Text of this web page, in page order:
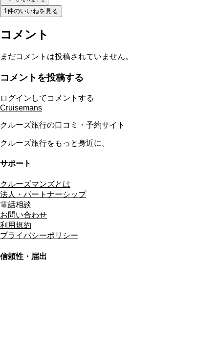
1件のいいねを見る
コメント
まだコメントは投稿されていません。
コメントを投稿する
ログインしてコメントする
Cruisemans
クルーズ旅行の口コミ・予約サイト
クルーズ旅行をもっと身近に。
サポート
クルーズマンズとは
法人・パートナーシップ
電話相談
お問い合わせ
利用規約
プライバシーポリシー
信頼性・届出